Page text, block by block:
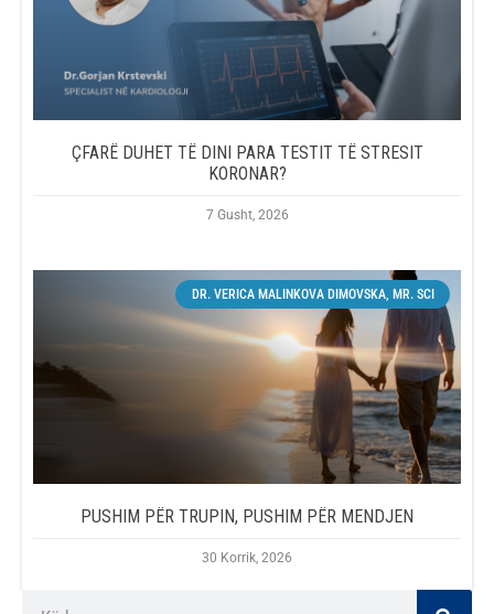
ÇFARË DUHET TË DINI PARA TESTIT TË STRESIT
KORONAR?
7 Gusht, 2026
DR. VERICA MALINKOVA DIMOVSKA, MR. SCI
PUSHIM PËR TRUPIN, PUSHIM PËR MENDJEN
30 Korrik, 2026